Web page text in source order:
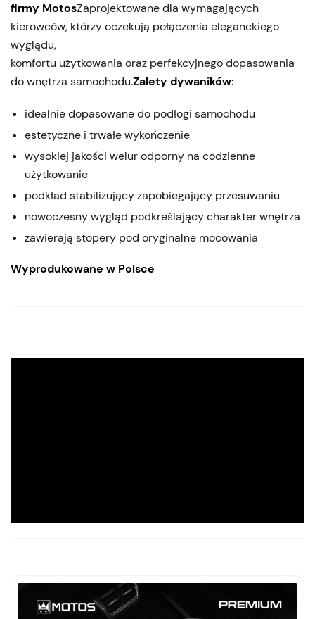
firmy MotosZaprojektowane dla wymagających
kierowców, którzy oczekują połączenia eleganckiego
wyglądu,
komfortu użytkowania oraz perfekcyjnego dopasowania
do wnętrza samochodu.Zalety dywaników:
idealnie dopasowane do podłogi samochodu
estetyczne i trwałe wykończenie
wysokiej jakości welur odporny na codzienne
użytkowanie
podkład stabilizujący zapobiegający przesuwaniu
nowoczesny wygląd podkreślający charakter wnętrza
zawierają stopery pod oryginalne mocowania
Wyprodukowane w Polsce